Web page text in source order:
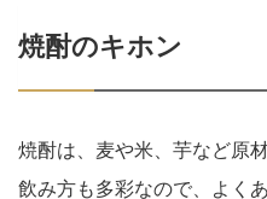
焼酎のキホン
焼酎は、麦や米、芋など原
飲み方も多彩なので、よく